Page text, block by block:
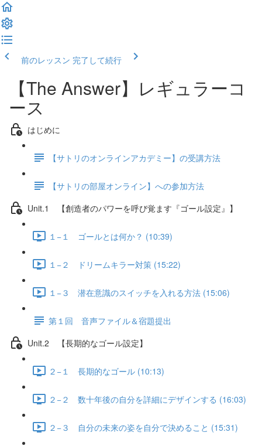
前のレッスン 完了して続行
【The Answer】レギュラーコ
ース
はじめに
【サトリのオンラインアカデミー】の受講方法
【サトリの部屋オンライン】への参加方法
Unit.1 【創造者のパワーを呼び覚ます『ゴール設定』】
１−１ ゴールとは何か？ (10:39)
１−２ ドリームキラー対策 (15:22)
１−３ 潜在意識のスイッチを入れる方法 (15:06)
第１回 音声ファイル＆宿題提出
Unit.2 【長期的なゴール設定】
２−１ 長期的なゴール (10:13)
２−２ 数十年後の自分を詳細にデザインする (16:03)
２−３ 自分の未来の姿を自分で決めること (15:31)